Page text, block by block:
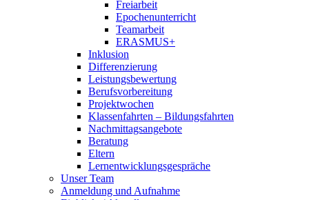
Freiarbeit
Epochenunterricht
Teamarbeit
ERASMUS+
Inklusion
Differenzierung
Leistungsbewertung
Berufsvorbereitung
Projektwochen
Klassenfahrten – Bildungsfahrten
Nachmittagsangebote
Beratung
Eltern
Lernentwicklungsgespräche
Unser Team
Anmeldung und Aufnahme